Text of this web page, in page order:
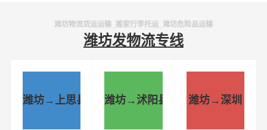
潍坊物流货运运输_搬家行李托运_潍坊危险品运输
潍坊发物流专线
潍坊→上思县 潍坊→沭阳县 潍坊→深圳